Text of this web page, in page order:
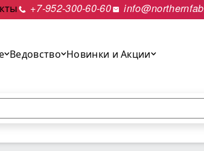
+7-952-300-60-60
Ведовство Новинки и Акции